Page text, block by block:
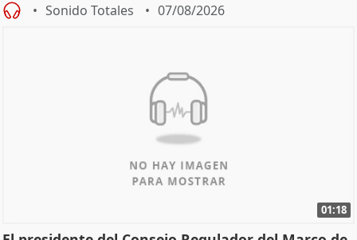
Sonido Totales 07/08/2026
01:18